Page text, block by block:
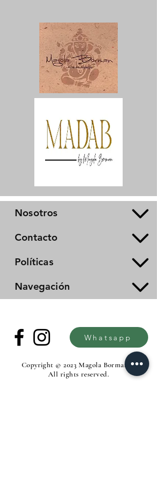
Nosotros
Contacto
Políticas
Navegación
Whatsapp
Copyright © 2023 Magola Borman®.
All rights reserved.